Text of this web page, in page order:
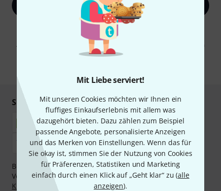
Mit Liebe serviert!
Mit unseren Cookies möchten wir Ihnen ein
fluffiges Einkaufserlebnis mit allem was
dazugehört bieten. Dazu zählen zum Beispiel
passende Angebote, personalisierte Anzeigen
und das Merken von Einstellungen. Wenn das für
Sie okay ist, stimmen Sie der Nutzung von Cookies
für Präferenzen, Statistiken und Marketing
einfach durch einen Klick auf „Geht klar“ zu (alle
anzeigen).
Jetzt anmelden
Mit Klick auf „Jetzt anmelden“ stimmen Sie dem Erhalt von E-Mail-
Werbung und einer Messung des E-Mail-Nutzungsverhaltens zu. Die
Abmeldung ist jederzeit möglich. Weitere Informationen finden Sie in
unserenDatenschutzhinweisen
Sicher einkaufen & bezahlen
Bezahlen Sie vertraulich und sicher per Nachnahme,
Vorkasse, PayPal, Amazon Pay,Klarna Sofort bezahlen
Klarna Ratenzahlung
oder Kreditkarte.